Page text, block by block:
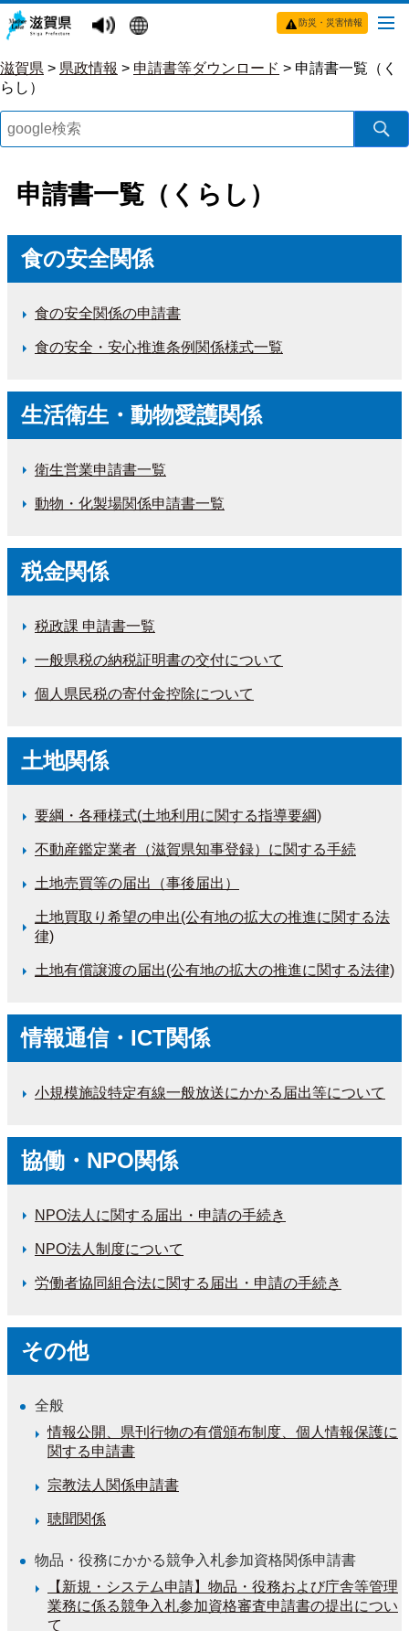
防災・災害情報
滋賀県 > 県政情報 > 申請書等ダウンロード > 申請書一覧（く
らし）
申請書一覧（くらし）
食の安全関係
食の安全関係の申請書
食の安全・安心推進条例関係様式一覧
生活衛生・動物愛護関係
衛生営業申請書一覧
動物・化製場関係申請書一覧
税金関係
税政課 申請書一覧
一般県税の納税証明書の交付について
個人県民税の寄付金控除について
土地関係
要綱・各種様式(土地利用に関する指導要綱)
不動産鑑定業者（滋賀県知事登録）に関する手続
土地売買等の届出（事後届出）
土地買取り希望の申出(公有地の拡大の推進に関する法
律)
土地有償譲渡の届出(公有地の拡大の推進に関する法律)
情報通信・ICT関係
小規模施設特定有線一般放送にかかる届出等について
協働・NPO関係
NPO法人に関する届出・申請の手続き
NPO法人制度について
労働者協同組合法に関する届出・申請の手続き
その他
全般
情報公開、県刊行物の有償頒布制度、個人情報保護に
関する申請書
宗教法人関係申請書
聴聞関係
物品・役務にかかる競争入札参加資格関係申請書
【新規・システム申請】物品・役務および庁舎等管理
業務に係る競争入札参加資格審査申請書の提出につい
て